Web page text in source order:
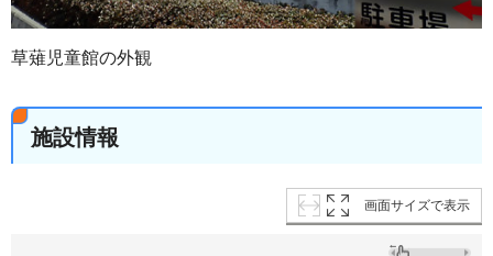
草薙児童館の外観
施設情報
画面サイズで表示